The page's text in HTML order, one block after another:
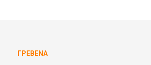
ΓΡΕΒΕΝΆ